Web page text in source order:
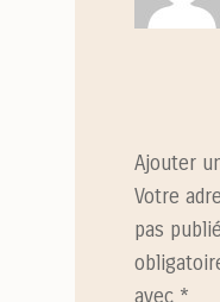
Ajouter
Votre
pas
avec *